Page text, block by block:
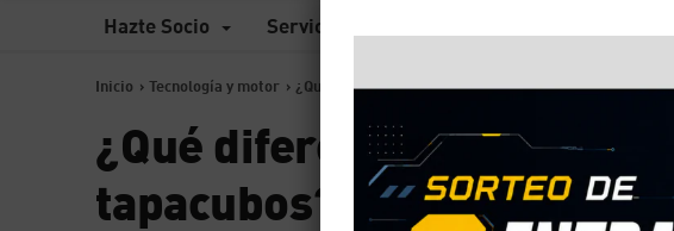
Hazte Socio Servicios
Inicio > Tecnología y motor > ¿Qué diferencia hay entre una llanta y un tapacubos?
¿Qué diferencia hay entre
tapacubos?